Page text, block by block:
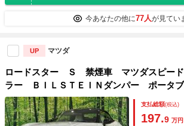
今あなたの他に77人が見てい
UP マツダ
ロードスター Ｓ 禁煙車 マツダスピー
ラー ＢＩＬＳＴＥＩＮダンパー ポー
アドバンスドキー ドラレコ ６ＭＴ オー
Ｄヘッドライト 純正１６インチアルミホイ
支払総額(税込)
197.9 万円